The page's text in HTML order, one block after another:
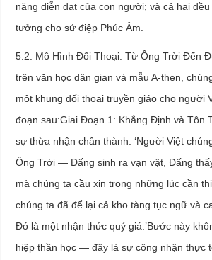
năng diễn đạt của con người; và cả hai
tưởng cho sứ điệp Phúc Âm.
5.2. Mô Hình Đối Thoại: Từ Ông Trời Đến
trên văn học dân gian và mẫu A-then,
một khung đối thoại truyền giáo cho người
đoạn sau:Giai Đoạn 1: Khẳng Định và Tôn
sự thừa nhận chân thành: ‘Người Việt
Ông Trời — Đấng sinh ra vạn vật, Đấng
mà chúng ta cầu xin trong những lúc cần
chúng ta đã để lại cả kho tàng tục ngữ và
Đó là một nhận thức quý giá.’Bước này
hiệp thần học — đây là sự công nhận thực